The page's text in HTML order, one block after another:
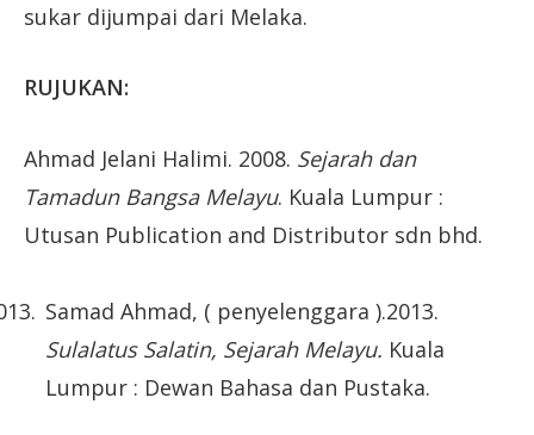
sukar dijumpai dari Melaka.
RUJUKAN:
Ahmad Jelani Halimi. 2008. Sejarah dan
Tamadun Bangsa Melayu. Kuala Lumpur :
Utusan Publication and Distributor sdn bhd.
Samad Ahmad, ( penyelenggara ).2013.
Sulalatus Salatin, Sejarah Melayu. Kuala
Lumpur : Dewan Bahasa dan Pustaka.